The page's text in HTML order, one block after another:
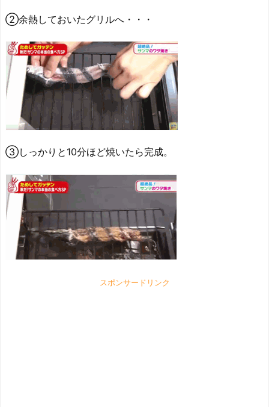
②余熱しておいたグリルへ・・・
③しっかりと10分ほど焼いたら完成。
スポンサードリンク